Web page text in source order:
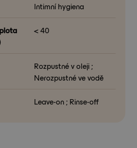
Intimní hygiena
< 40
Rozpustné v oleji ;
Nerozpustné ve vodě
Leave-on ; Rinse-off